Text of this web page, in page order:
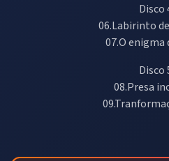
Disco
06.Labirinto
07.O enigma
Disco
08.Presa